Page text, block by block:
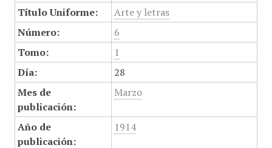
Título Uniforme:
Arte y letras
Número:
6
Tomo:
1
Día:
28
Mes de
publicación:
Marzo
Año de
publicación:
1914